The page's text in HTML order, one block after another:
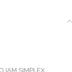
IAM SIMPLEX